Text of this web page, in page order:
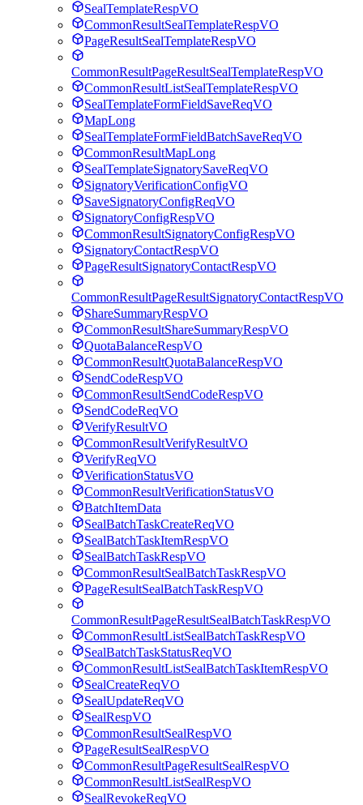
SealTemplateRespVO
CommonResultSealTemplateRespVO
PageResultSealTemplateRespVO
CommonResultPageResultSealTemplateRespVO
CommonResultListSealTemplateRespVO
SealTemplateFormFieldSaveReqVO
MapLong
SealTemplateFormFieldBatchSaveReqVO
CommonResultMapLong
SealTemplateSignatorySaveReqVO
SignatoryVerificationConfigVO
SaveSignatoryConfigReqVO
SignatoryConfigRespVO
CommonResultSignatoryConfigRespVO
SignatoryContactRespVO
PageResultSignatoryContactRespVO
CommonResultPageResultSignatoryContactRespVO
ShareSummaryRespVO
CommonResultShareSummaryRespVO
QuotaBalanceRespVO
CommonResultQuotaBalanceRespVO
SendCodeRespVO
CommonResultSendCodeRespVO
SendCodeReqVO
VerifyResultVO
CommonResultVerifyResultVO
VerifyReqVO
VerificationStatusVO
CommonResultVerificationStatusVO
BatchItemData
SealBatchTaskCreateReqVO
SealBatchTaskItemRespVO
SealBatchTaskRespVO
CommonResultSealBatchTaskRespVO
PageResultSealBatchTaskRespVO
CommonResultPageResultSealBatchTaskRespVO
CommonResultListSealBatchTaskRespVO
SealBatchTaskStatusReqVO
CommonResultListSealBatchTaskItemRespVO
SealCreateReqVO
SealUpdateReqVO
SealRespVO
CommonResultSealRespVO
PageResultSealRespVO
CommonResultPageResultSealRespVO
CommonResultListSealRespVO
SealRevokeReqVO